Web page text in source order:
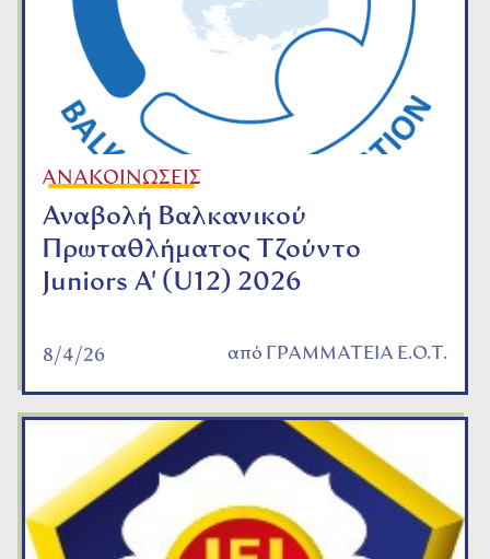
ΑΝΑΚΟΙΝΩΣΕΙΣ
Αναβολή Βαλκανικού
Πρωταθλήματος Τζούντο
Juniors A' (U12) 2026
8/4/26 από ΓΡΑΜΜΑΤΕΙΑ Ε.Ο.Τ.